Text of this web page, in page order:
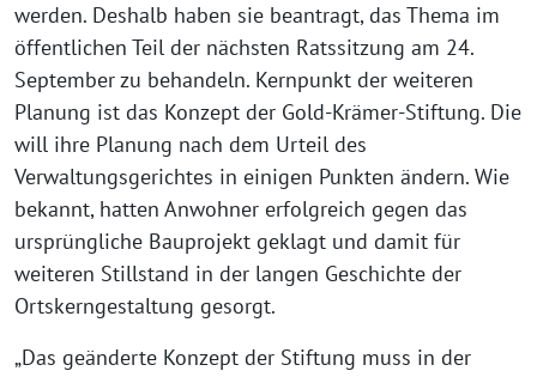
werden. Deshalb haben sie beantragt, das Thema im
öffentlichen Teil der nächsten Ratssitzung am 24.
September zu behandeln. Kernpunkt der weiteren
Planung ist das Konzept der Gold-Krämer-Stiftung. Die
will ihre Planung nach dem Urteil des
Verwaltungsgerichtes in einigen Punkten ändern. Wie
bekannt, hatten Anwohner erfolgreich gegen das
ursprüngliche Bauprojekt geklagt und damit für
weiteren Stillstand in der langen Geschichte der
Ortskerngestaltung gesorgt.
„Das geänderte Konzept der Stiftung muss in der